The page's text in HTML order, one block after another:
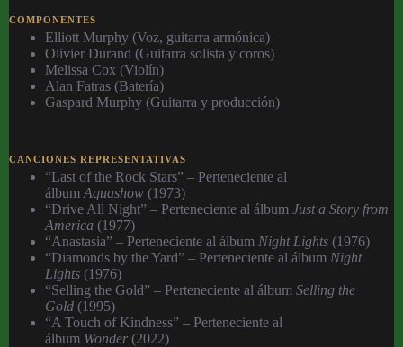
COMPONENTES
Elliott Murphy (Voz, guitarra armónica)
Olivier Durand (Guitarra solista y coros)
Melissa Cox (Violín)
Alan Fatras (Batería)
Gaspard Murphy (Guitarra y producción)
CANCIONES REPRESENTATIVAS
“Last of the Rock Stars” – Perteneciente al
álbum Aquashow (1973)
“Drive All Night” – Perteneciente al álbum Just a Story from
America (1977)
“Anastasia” – Perteneciente al álbum Night Lights (1976)
“Diamonds by the Yard” – Perteneciente al álbum Night
Lights (1976)
“Selling the Gold” – Perteneciente al álbum Selling the
Gold (1995)
“A Touch of Kindness” – Perteneciente al
álbum Wonder (2022)